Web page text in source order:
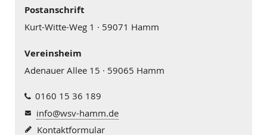
Postanschrift
Kurt-Witte-Weg 1 · 59071 Hamm
Vereinsheim
Adenauer Allee 15 · 59065 Hamm
0160 15 36 189
info@wsv-hamm.de
Kontaktformular